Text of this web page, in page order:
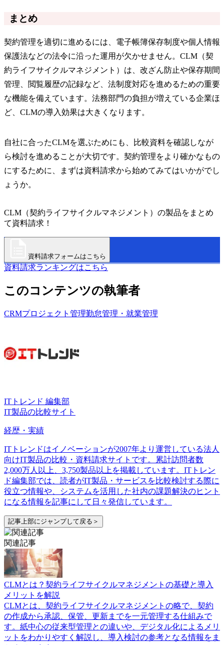
まとめ
契約管理を適切に進めるには、電子帳簿保存制度や個人情報
保護法などの法令に沿った運用が欠かせません。CLM（契
約ライフサイクルマネジメント）は、改ざん防止や保存期間
管理、閲覧履歴の記録など、法制度対応を進めるための重要
な機能を備えています。法務部門の負担が増えている企業ほ
ど、CLMの導入効果は大きくなります。
自社に合ったCLMを選ぶためにも、比較資料を確認しなが
ら検討を進めることが大切です。契約管理をより確かなもの
にするために、まずは資料請求から始めてみてはいかがでし
ょうか。
CLM（契約ライフサイクルマネジメント）の製品をまとめ
て資料請求！
資料請求フォームはこちら
資料請求ランキングはこちら
このコンテンツの執筆者
CRMプロジェクト管理勤怠管理・就業管理
ITトレンド 編集部
IT製品の比較サイト
経歴・実績
ITトレンドはイノベーションが2007年より運営している法人
向けIT製品の比較・資料請求サイトです。累計訪問者数
2,000万人以上、3,750製品以上を掲載しています。ITトレン
ド編集部では、読者がIT製品・サービスを比較検討する際に
役立つ情報や、システムを活用した社内の課題解決のヒント
になる情報を記事にして日々発信しています。
記事上部にジャンプして戻る＞
関連記事
CLMとは？契約ライフサイクルマネジメントの基礎と導入
メリットを解説
CLMとは、契約ライフサイクルマネジメントの略で、契約
の作成から承認、保管、更新までを一元管理する仕組みで
す。紙中心の従来型管理との違いや、デジタル化によるメリ
ットをわかりやすく解説し、導入検討の参考となる情報をま